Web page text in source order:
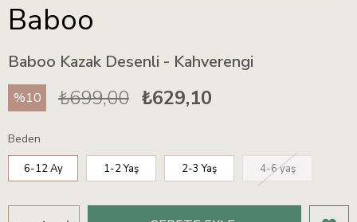
Baboo
Baboo Kazak Desenli - Kahverengi
10 ₺699,00 ₺629,10
Beden
6-12 Ay 1-2 Yaş 2-3 Yaş 4-6 yaş